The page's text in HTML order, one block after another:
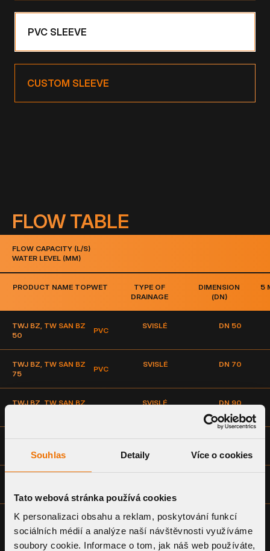
Souhlas Detaily Více o cookies
Tato webová stránka používá cookies
K personalizaci obsahu a reklam, poskytování funkcí
sociálních médií a analýze naší návštěvnosti využíváme
soubory cookie. Informace o tom, jak náš web používáte,
PVC SLEEVE
CUSTOM SLEEVE
FLOW TABLE
FLOW CAPACITY (L/S)
WATER LEVEL (MM)
PRODUCT NAME TOPWET
TYPE OF
DRAINAGE
DIMENSION
(DN)
5
TWJ BZ, TW SAN BZ
50
PVC
SVISLÉ DN 50
TWJ BZ, TW SAN BZ
75
PVC
SVISLÉ DN 70
TWJ BZ, TW SAN BZ
PVC
SVISLÉ DN 90
TWJ BZ, TW SAN BZ
SVISLÉ DN 100